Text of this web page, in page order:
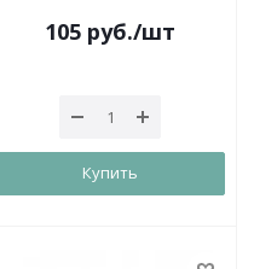
105 руб./шт
Купить